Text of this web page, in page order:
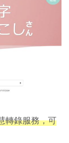
轉錄服務，可